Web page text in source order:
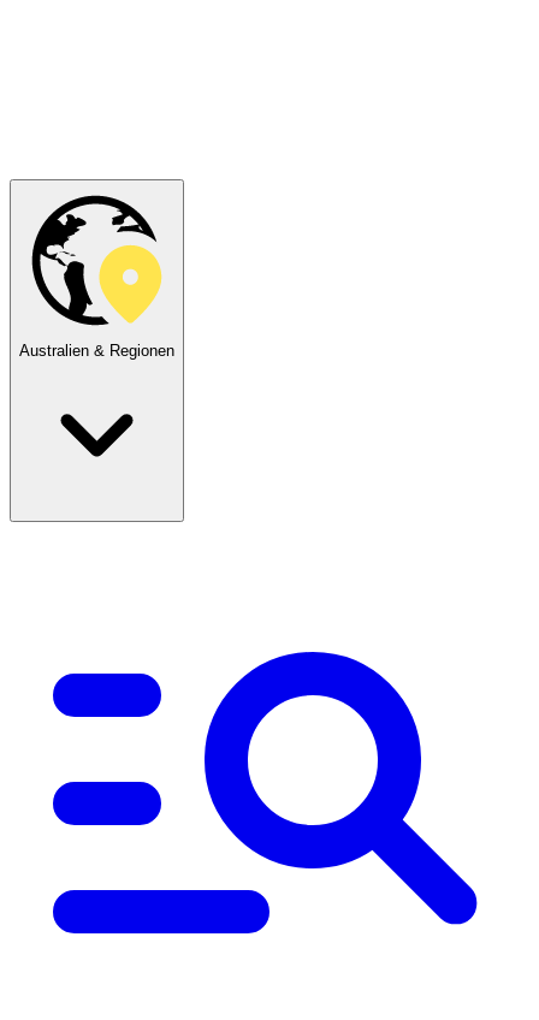
Australien & Regionen